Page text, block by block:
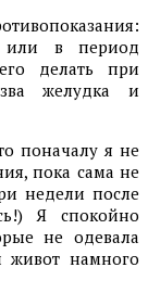
или в период
делать при
желудка и
поначалу я не
пока сама не
недели после
Я спокойно
не одевала
намного